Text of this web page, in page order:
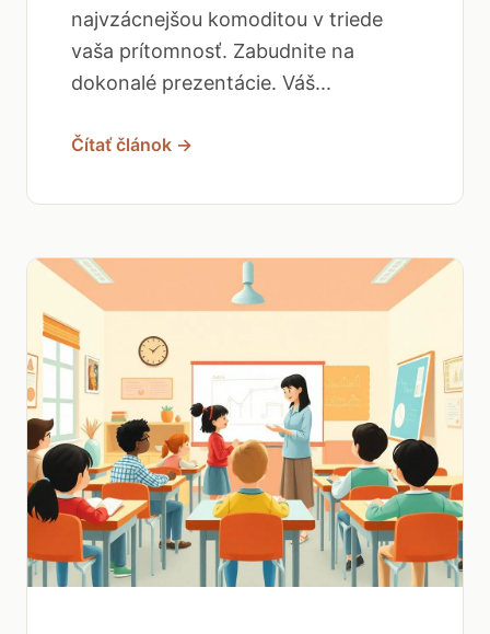
najvzácnejšou komoditou v triede
vaša prítomnosť. Zabudnite na
dokonalé prezentácie. Váš...
Čítať článok →